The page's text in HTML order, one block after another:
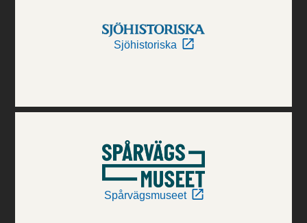
Sjöhistoriska
Spårvägsmuseet